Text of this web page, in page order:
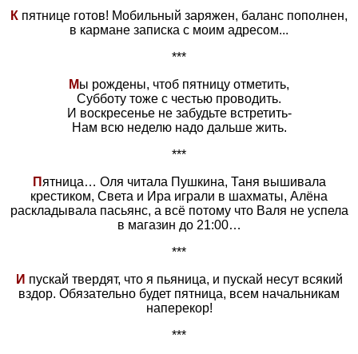
К пятнице готов! Мобильный заряжен, баланс пополнен,
в кармане записка с моим адресом...
***
Мы рождены, чтоб пятницу отметить,
Субботу тоже с честью проводить.
И воскресенье не забудьте встретить-
Нам всю неделю надо дальше жить.
***
П ятница… Оля читала Пушкина, Таня вышивала
крестиком, Света и Ира играли в шахматы, Алёна
раскладывала пасьянс, а всё потому что Валя не успела
в магазин до 21:00…
***
И пускай твердят, что я пьяница, и пускай несут всякий
вздор. Обязательно будет пятница, всем начальникам
наперекор!
***